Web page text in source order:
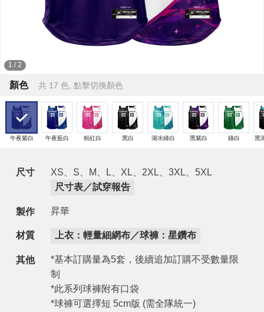
1 / 2
顏色 共 17 色, 點擊切換顏色
午夜紫白 午夜藍白 粉紅白 黑白 湖水綠白 黑紫白 綠白 黑
尺寸
XS、S、M、L、XL、2XL、3XL、5XL
尺寸表／試穿報告
製作 昇華
材質 上衣：輕量細網布／球褲：星鑽布
其他
*基本訂購量為5套，後續追加訂購不受數量限
制
*此系列球褲附有口袋
*球褲可選擇短 5cm版 (需全隊統一)